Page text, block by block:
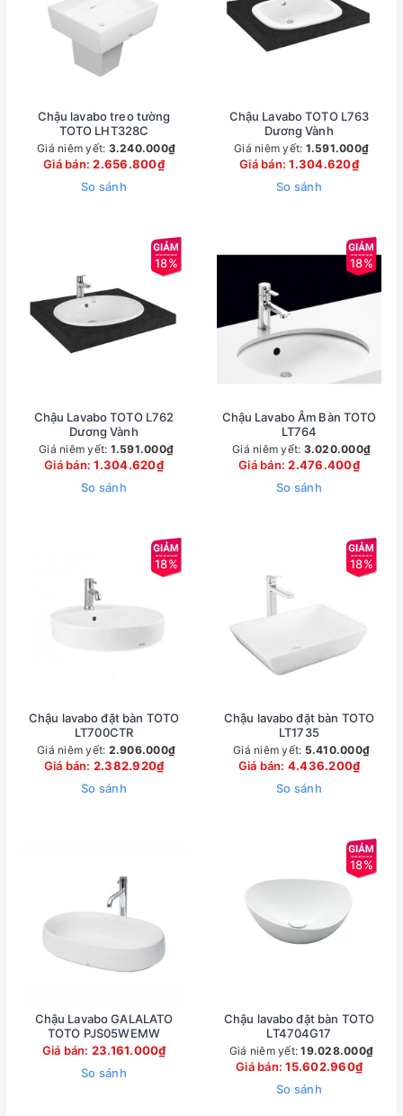
Chậu lavabo treo tường
TOTO LHT328C
Giá niêm yết: 3.240.000₫
Giá bán:2.656.800₫
So sánh
Chậu Lavabo TOTO L763
Dương Vành
Giá niêm yết: 1.591.000₫
Giá bán:1.304.620₫
So sánh
18%
Chậu Lavabo TOTO L762
Dương Vành
Giá niêm yết: 1.591.000₫
Giá bán:1.304.620₫
So sánh
18%
Chậu Lavabo Âm Bàn TOTO
LT764
Giá niêm yết: 3.020.000₫
Giá bán:2.476.400₫
So sánh
18%
Chậu lavabo đặt bàn TOTO
LT700CTR
Giá niêm yết: 2.906.000₫
Giá bán: 2.382.920₫
So sánh
18%
Chậu lavabo đặt bàn TOTO
LT1735
Giá niêm yết: 5.410.000₫
Giá bán: 4.436.200₫
So sánh
Chậu Lavabo GALALATO
TOTO PJS05WEMW
Giá bán: 23.161.000₫
So sánh
18%
Chậu lavabo đặt bàn TOTO
LT4704G17
Giá niêm yết:19.028.000₫
Giá bán:15.602.960₫
So sánh